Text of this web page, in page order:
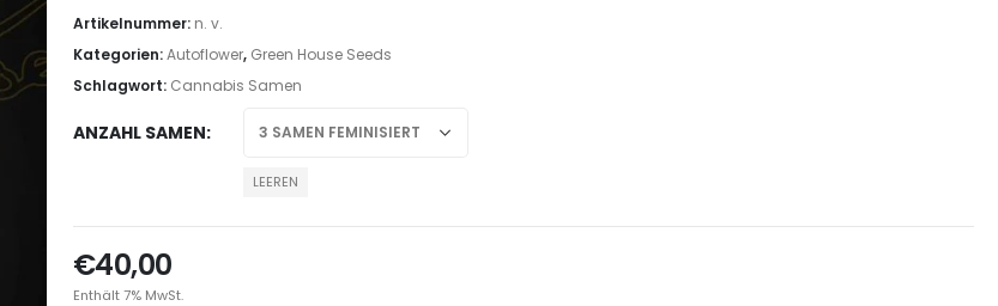
Artikelnummer: n. v.
Kategorien:Autoflower, Green House Seeds
Schlagwort: Cannabis Samen
ANZAHL SAMEN
LEEREN
€40,00
Enthält 7% MwSt.